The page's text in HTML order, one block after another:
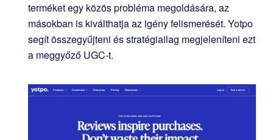
terméket egy közös probléma megoldására, az
másokban is kiválthatja az igény felismerését. Yotpo
segít összegyűjteni és stratégiailag megjeleníteni ezt
a meggyőző UGC-t.